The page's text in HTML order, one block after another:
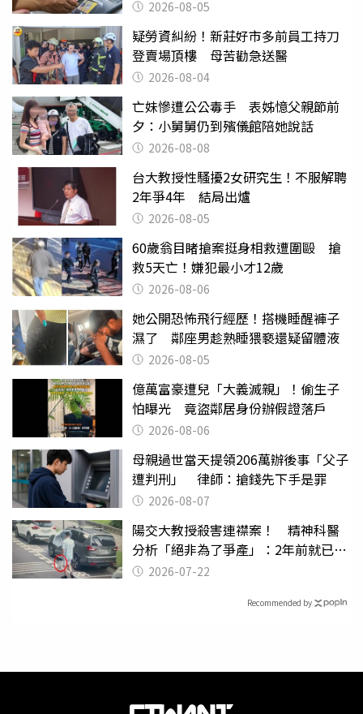
2026-08-05
疑勞資糾紛！新莊好市多前員工持刀
登賣場頂樓 母苦勸急送醫
2026-08-04
亡妹慘遭公公毒手 表姊憶父親節前
夕：小舅舅仍到殯儀館陪她說話
2026-08-08
台大教授性騷擾2女研究生！不服解聘
2年爭4年 結局出爐
2026-08-05
60歲翁目睹搶案挺身相救遭圍毆 搶
救5天亡！嫌犯最小才12歲
2026-08-06
她公開恐怖飛行經歷！搭機睡醒褲子
濕了 鄰座男趁熟睡猥褻還疑留體液
2026-08-05
億萬富豪遭兒「大義滅親」！偷生子
怕曝光 竟盜鄰居身份辦假證落戶
2026-08-06
母親過世當天提領206萬辦後事「父子
遭判刑」 律師：搶錢先下手是罪
2026-08-07
陽交大教授殺害連襟案！ 精神科醫
分析「絕非為了爭產」：2年前就已言
行詭異
2026-07-22
Recommended by